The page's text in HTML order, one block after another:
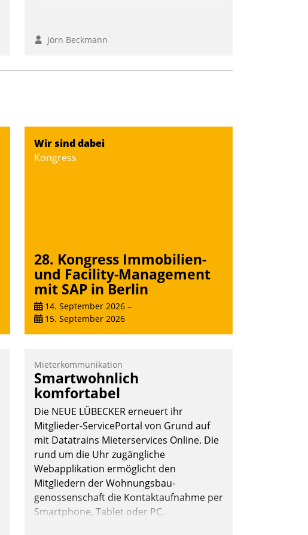
Jörn Beckmann
Wir sind dabei
Kongress
28. Kongress Immobilien-
und Facility-Management
mit SAP in Berlin
14. September 2026 –
15. September 2026
Mieterkommunikation
Smartwohnlich
komfortabel
Die NEUE LÜBECKER erneuert ihr
Mitglieder-ServicePortal von Grund auf
mit Datatrains Mieterservices Online. Die
rund um die Uhr zugängliche
Webapplikation ermöglicht den
Mitgliedern der Wohnungs­bau­
genossenschaft die Kontaktaufnahme per
Smartphone, Tablet oder PC.